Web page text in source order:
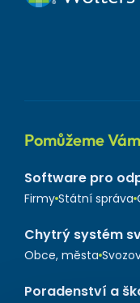
Pomůžeme Vám
Software pro
Firmy Státní správa
Chytrý systém
Obce, města
Poradenství a